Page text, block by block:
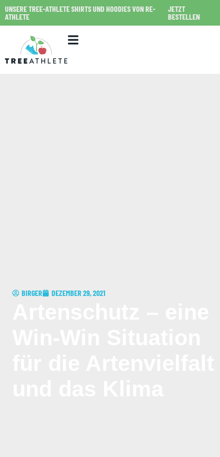
UNSERE TREE-ATHLETE SHIRTS UND HOODIES VON RE-
ATHLETE
JETZT
BESTELLEN
BIRGER DEZEMBER 29, 2021